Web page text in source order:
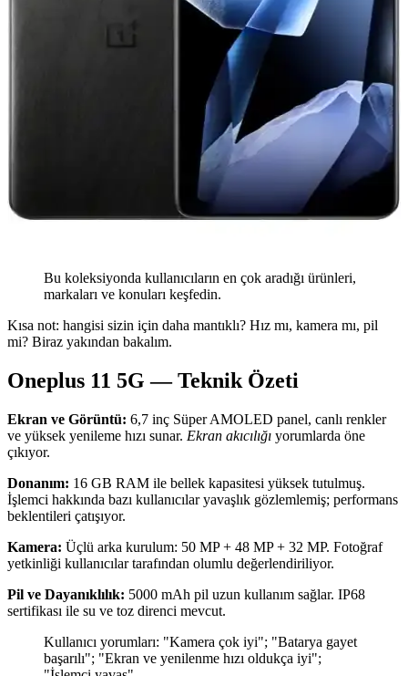
Bu koleksiyonda kullanıcıların en çok aradığı ürünleri,
markaları ve konuları keşfedin.
Kısa not: hangisi sizin için daha mantıklı? Hız mı, kamera mı, pil
mi? Biraz yakından bakalım.
Oneplus 11 5G — Teknik Özeti
Ekran ve Görüntü: 6,7 inç Süper AMOLED panel, canlı renkler
ve yüksek yenileme hızı sunar. Ekran akıcılığı yorumlarda öne
çıkıyor.
Donanım: 16 GB RAM ile bellek kapasitesi yüksek tutulmuş.
İşlemci hakkında bazı kullanıcılar yavaşlık gözlemlemiş; performans
beklentileri çatışıyor.
Kamera: Üçlü arka kurulum: 50 MP + 48 MP + 32 MP. Fotoğraf
yetkinliği kullanıcılar tarafından olumlu değerlendiriliyor.
Pil ve Dayanıklılık: 5000 mAh pil uzun kullanım sağlar. IP68
sertifikası ile su ve toz direnci mevcut.
Kullanıcı yorumları: "Kamera çok iyi"; "Batarya gayet
başarılı"; "Ekran ve yenilenme hızı oldukça iyi";